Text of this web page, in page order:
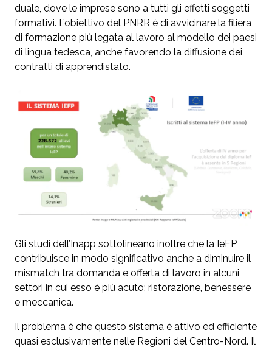
duale, dove le imprese sono a tutti gli effetti soggetti
formativi. L’obiettivo del PNRR è di avvicinare la filiera
di formazione più legata al lavoro al modello dei paesi
di lingua tedesca, anche favorendo la diffusione dei
contratti di apprendistato.
Gli studi dell’Inapp sottolineano inoltre che la IeFP
contribuisce in modo significativo anche a diminuire il
mismatch tra domanda e offerta di lavoro in alcuni
settori in cui esso è più acuto: ristorazione, benessere
e meccanica.
Il problema è che questo sistema è attivo ed efficiente
quasi esclusivamente nelle Regioni del Centro-Nord. Il